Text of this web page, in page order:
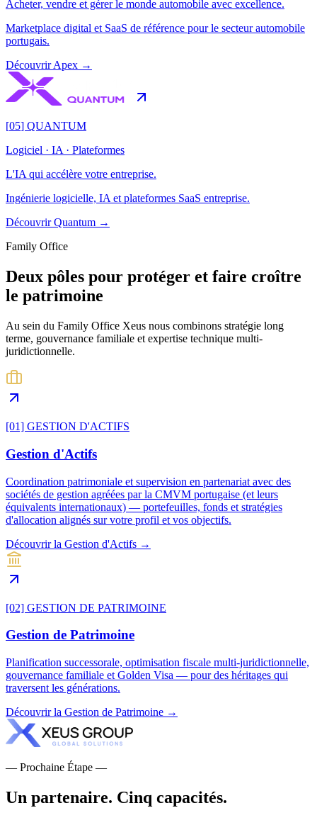
Acheter, vendre et gérer le monde automobile avec excellence.
Marketplace digital et SaaS de référence pour le secteur automobile
portugais.
DécouvrirApex →
[05] QUANTUM
Logiciel · IA · Plateformes
L'IA qui accélère votre entreprise.
Ingénierie logicielle, IA et plateformes SaaS entreprise.
Découvrir Quantum →
Family Office
Deux pôles pour protéger et faire croître
le patrimoine
Au sein du Family Office Xeus nous combinons stratégie long
terme, gouvernance familiale et expertise technique multi-
juridictionnelle.
[01] GESTION D'ACTIFS
Gestion d'Actifs
Coordination patrimoniale et supervision en partenariat avec des
sociétés de gestion agréées par la CMVM portugaise (et leurs
équivalents internationaux) — portefeuilles, fonds et stratégies
d'allocation alignés sur votre profil et vos objectifs.
Découvrir la Gestion d'Actifs →
[02] GESTION DE PATRIMOINE
Gestion de Patrimoine
Planification successorale, optimisation fiscale multi-juridictionnelle,
gouvernance familiale et Golden Visa — pour des héritages qui
traversent les générations.
Découvrir la Gestion de Patrimoine →
— Prochaine Étape —
Un partenaire. Cinq capacités.